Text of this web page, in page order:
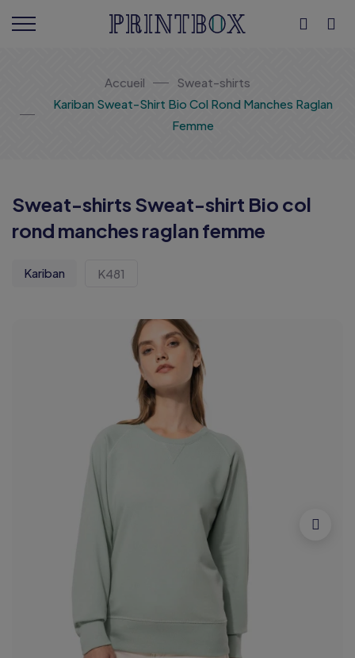
Accueil
Sweat-shirts
Kariban Sweat-Shirt Bio Col Rond Manches Raglan
Femme
Sweat-shirts Sweat-shirt Bio col
rond manches raglan femme
Kariban K481